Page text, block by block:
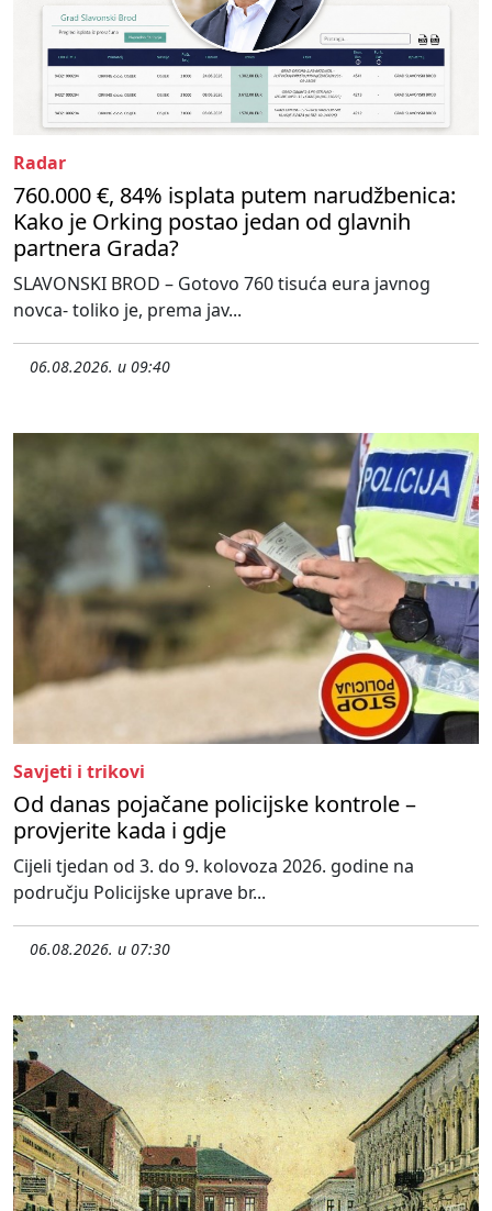
Radar
760.000 €, 84% isplata putem narudžbenica:
Kako je Orking postao jedan od glavnih
partnera Grada?
SLAVONSKI BROD – Gotovo 760 tisuća eura javnog
novca- toliko je, prema jav...
06.08.2026. u 09:40
Savjeti i trikovi
Od danas pojačane policijske kontrole –
provjerite kada i gdje
Cijeli tjedan od 3. do 9. kolovoza 2026. godine na
području Policijske uprave br...
06.08.2026. u 07:30